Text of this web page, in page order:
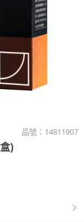
品號： 14811907
)